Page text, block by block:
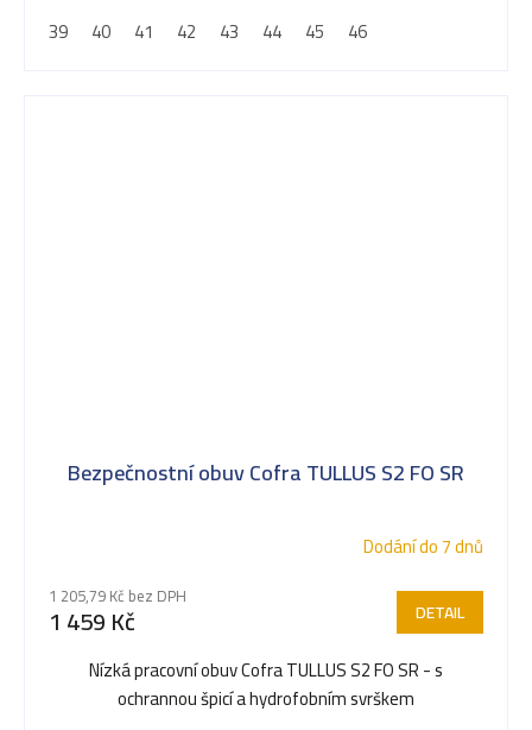
39
40 41 42 43 44 45 46
Bezpečnostní obuv Cofra TULLUS S2 FO SR
Dodání do 7 dnů
1 205,79 Kč bez DPH
1 459 Kč DETAIL
Nízká pracovní obuv Cofra TULLUS S2 FO SR - s
ochrannou špicí a hydrofobním svrškem